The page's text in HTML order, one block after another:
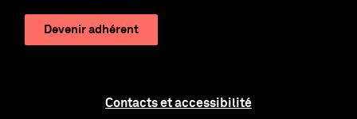
Devenir adhérent
Contacts et accessibilité